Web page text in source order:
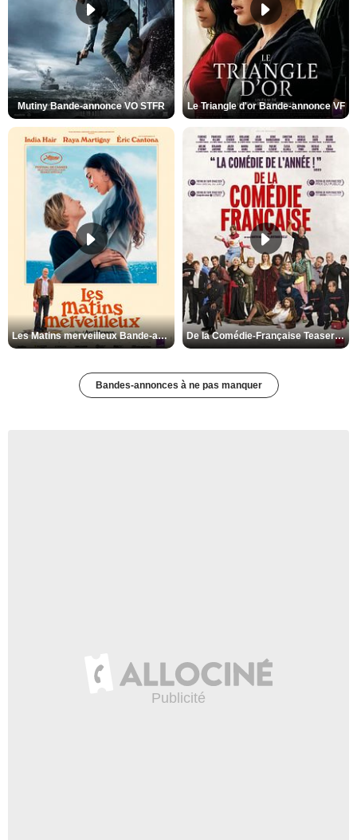
Mutiny Bande-annonce VO STFR Le Triangle d'or Bande-annonce VF
Les Matins merveilleux Bande-annonce VF De la Comédie-Française Teaser VF
Bandes-annonces à ne pas manquer